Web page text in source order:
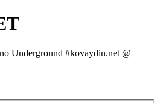
Underground #kovaydin.net @